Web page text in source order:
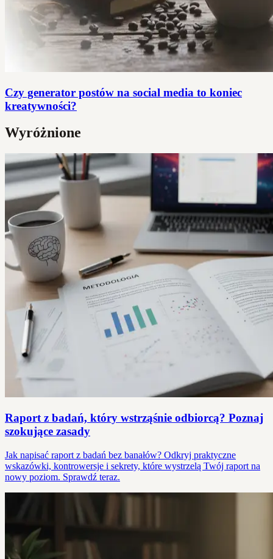
Czy generator postów na social media to koniec
kreatywności?
Wyróżnione
Raport z badań, który wstrząśnie odbiorcą? Poznaj
szokujące zasady
Jak napisać raport z badań bez banałów? Odkryj praktyczne
wskazówki, kontrowersje i sekrety, które wystrzelą Twój raport na
nowy poziom. Sprawdź teraz.